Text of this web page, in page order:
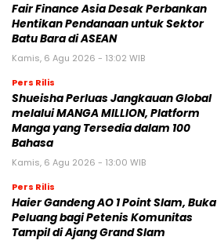
Fair Finance Asia Desak Perbankan
Hentikan Pendanaan untuk Sektor
Batu Bara di ASEAN
Kamis, 6 Agu 2026 - 13:02 WIB
Pers Rilis
Shueisha Perluas Jangkauan Global
melalui MANGA MILLION, Platform
Manga yang Tersedia dalam 100
Bahasa
Kamis, 6 Agu 2026 - 13:00 WIB
Pers Rilis
Haier Gandeng AO 1 Point Slam, Buka
Peluang bagi Petenis Komunitas
Tampil di Ajang Grand Slam